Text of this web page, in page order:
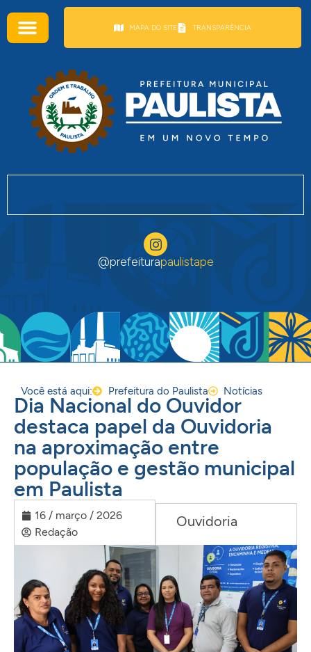
MAPA DO SITE TRANSPARÊNCIA
@prefeiturapaulistape
Você está aqui: Prefeitura do Paulista Notícias
Dia Nacional do Ouvidor
destaca papel da Ouvidoria
na aproximação entre
população e gestão municipal
em Paulista
16 / março / 2026
Redação
Ouvidoria